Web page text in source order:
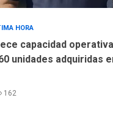
HORA
capacidad
unidades adquiridas
162